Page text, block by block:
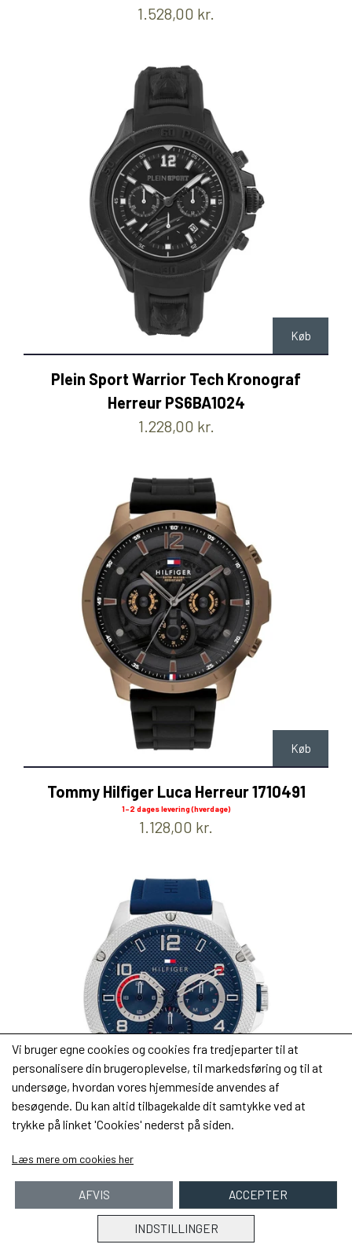
1.528,00 kr.
Køb
Plein Sport Warrior Tech Kronograf
Herreur PS6BA1024
1.228,00 kr.
Køb
Tommy Hilfiger Luca Herreur 1710491
1-2 dages levering (hverdage)
1.128,00 kr.
Tommy Hilfiger Blaze Herreur 1792027
928,00 kr.
Vi bruger egne cookies og cookies fra tredjeparter til at
personalisere din brugeroplevelse, til markedsføring og til at
undersøge, hvordan vores hjemmeside anvendes af
besøgende. Du kan altid tilbagekalde dit samtykke ved at
trykke på linket 'Cookies' nederst på siden.
Læs mere om cookies her
INDSTILLINGER
AFVIS ACCEPTER